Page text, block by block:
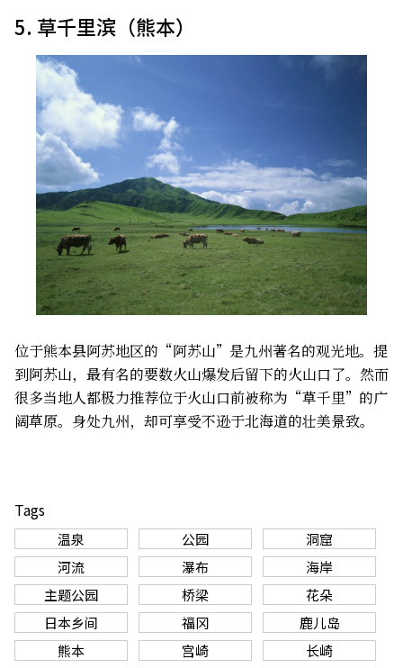
5. 草千里滨（熊本）
位于熊本县阿苏地区的“阿苏山”是九州著名的观光地。提
到阿苏山，最有名的要数火山爆发后留下的火山口了。然而
很多当地人都极力推荐位于火山口前被称为“草千里”的广
阔草原。身处九州，却可享受不逊于北海道的壮美景致。
Tags
温泉 公园
洞窟
河流
瀑布
海岸
主题公园
桥梁
花朵
日本乡间
福冈
鹿儿岛
熊本
宫崎
长崎